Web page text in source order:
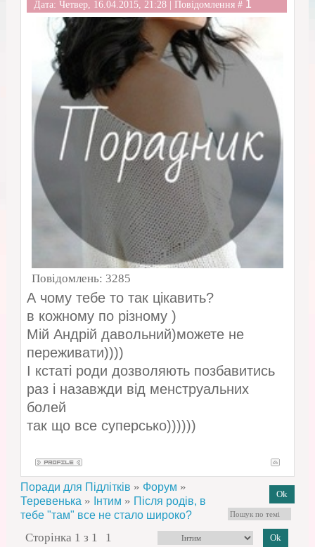
Дата: Четвер, 16.04.2015, 21:28 | Повідомлення # 1
Повідомлень: 3285
А чому тебе то так цікавить?
в кожному по різному )
Мій Андрій давольний)можете не
переживати))))
І кстаті роди дозволяють позбавитись
раз і назавжди від менструальних
болей
так що все суперсько))))))
Поради для Підлітків » Форум »
Теревенька » Інтим » Після родів, в
тебе "там" все не стало широко?
Сторінка 1 з 1
1